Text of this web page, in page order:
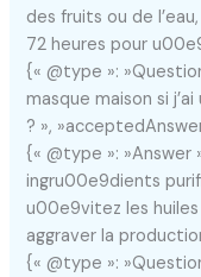
des fruits ou de
72 heures pour
{« @type »:
masque maison si
? »,
{« @type »: »Answer
ingru00e9dients
u00e9vitez les
aggraver la
{« @type »: